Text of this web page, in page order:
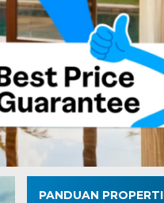
PANDUAN PROPERTI